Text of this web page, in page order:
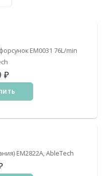
EM0031 76L/min
₽
EM2822A, AbleTech